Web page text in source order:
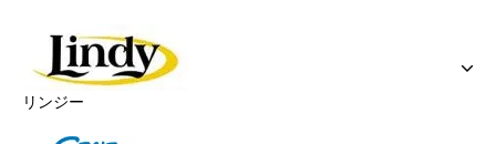
リンジー